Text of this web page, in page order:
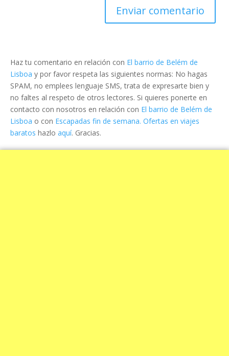
Haz tu comentario en relación con El barrio de Belém de
Lisboa y por favor respeta las siguientes normas: No hagas
SPAM, no emplees lenguaje SMS, trata de expresarte bien y
no faltes al respeto de otros lectores. Si quieres ponerte en
contacto con nosotros en relación con El barrio de Belém de
Lisboa o con Escapadas fin de semana. Ofertas en viajes
baratos hazlo aquí. Gracias.